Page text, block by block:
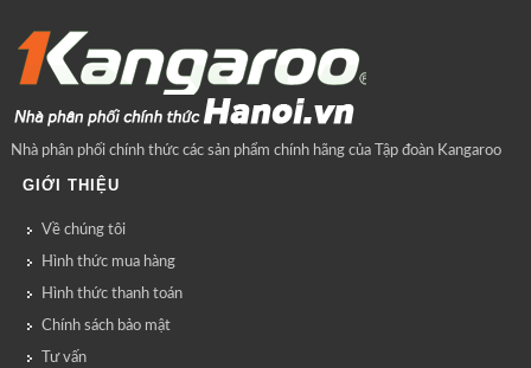
Nhà phân phối chính thức các sản phẩm chính hãng của Tập đoàn Kangaroo
GIỚI THIỆU
Về chúng tôi
Hình thức mua hàng
Hình thức thanh toán
Chính sách bảo mật
Tư vấn